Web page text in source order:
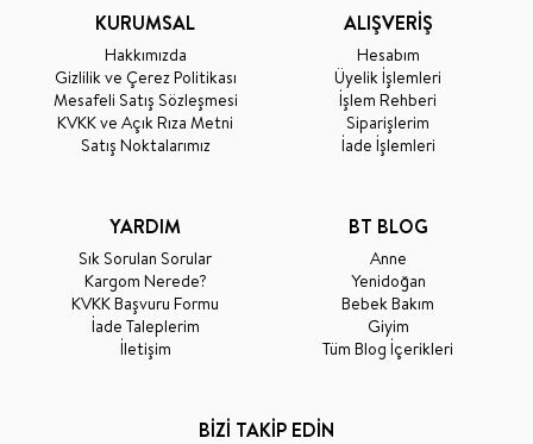
KURUMSAL
Hakkımızda
Gizlilik ve Çerez Politikası
Mesafeli Satış Sözleşmesi
KVKK ve Açık Rıza Metni
Satış Noktalarımız
ALIŞVERİŞ
Hesabım
Üyelik İşlemleri
İşlem Rehberi
Siparişlerim
İade İşlemleri
YARDIM
Sık Sorulan Sorular
Kargom Nerede?
KVKK Başvuru Formu
İade Taleplerim
İletişim
BT BLOG
Anne
Yenidoğan
Bebek Bakım
Giyim
Tüm Blog İçerikleri
BİZİ TAKİP EDİN